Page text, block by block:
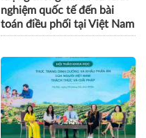
nghiệm quốc tế đến bài
toán điều phối tại Việt Nam